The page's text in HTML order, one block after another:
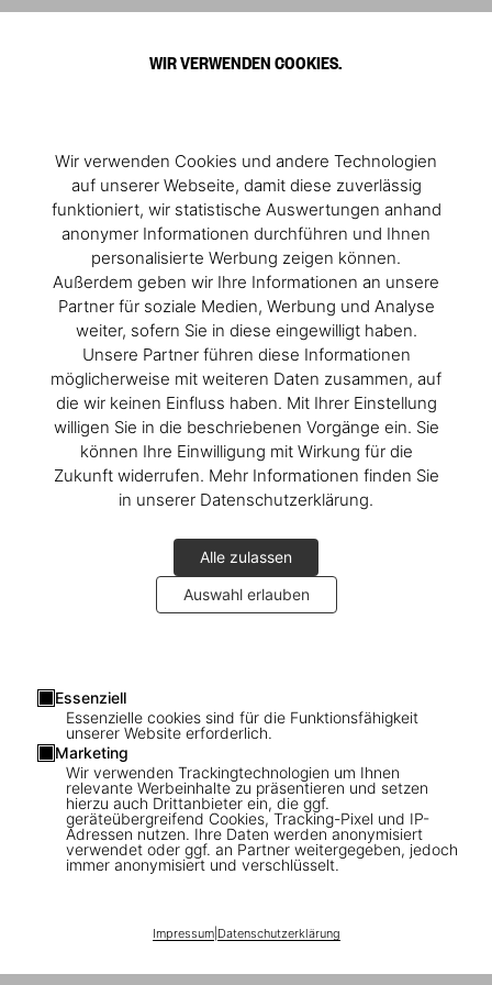
WIR VERWENDEN COOKIES.
Wir verwenden Cookies und andere Technologien
auf unserer Webseite, damit diese zuverlässig
funktioniert, wir statistische Auswertungen anhand
anonymer Informationen durchführen und Ihnen
personalisierte Werbung zeigen können.
Außerdem geben wir Ihre Informationen an unsere
Partner für soziale Medien, Werbung und Analyse
weiter, sofern Sie in diese eingewilligt haben.
Unsere Partner führen diese Informationen
möglicherweise mit weiteren Daten zusammen, auf
die wir keinen Einfluss haben. Mit Ihrer Einstellung
willigen Sie in die beschriebenen Vorgänge ein. Sie
können Ihre Einwilligung mit Wirkung für die
Zukunft widerrufen. Mehr Informationen finden Sie
in unserer Datenschutzerklärung.
Alle zulassen
Auswahl erlauben
Essenziell
Essenzielle cookies sind für die Funktionsfähigkeit
unserer Website erforderlich.
Marketing
Wir verwenden Trackingtechnologien um Ihnen
relevante Werbeinhalte zu präsentieren und setzen
hierzu auch Drittanbieter ein, die ggf.
geräteübergreifend Cookies, Tracking-Pixel und IP-
Adressen nutzen. Ihre Daten werden anonymisiert
verwendet oder ggf. an Partner weitergegeben, jedoch
immer anonymisiert und verschlüsselt.
Impressum| Datenschutzerklärung
Connect
Company
Verbraucherinformationen
Abonnieren Sie unseren Newsletter
2026– TASCHEN GmbH, Hohenzollernring 53, D–50672